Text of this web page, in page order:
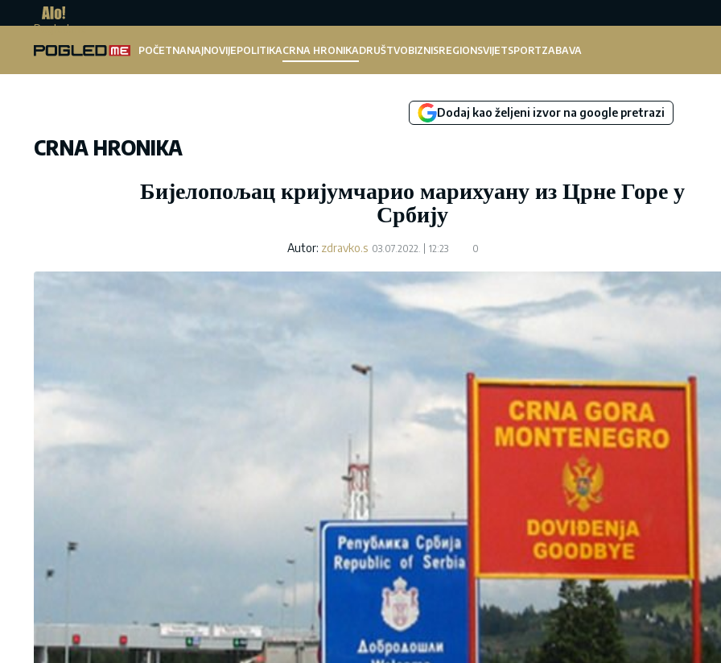
Pogled.me
POČETNANAJNOVIJEPOLITIKACRNA HRONIKADRUŠTVOBIZNISREGIONSVIJETSPORTZABAVA
Dodaj kao željeni izvor na google pretrazi
CRNA HRONIKA
Бијелопољац кријумчарио марихуану из Црне Горе у
Србију
Autor: zdravko.s 03.07.2022. 12:23 0